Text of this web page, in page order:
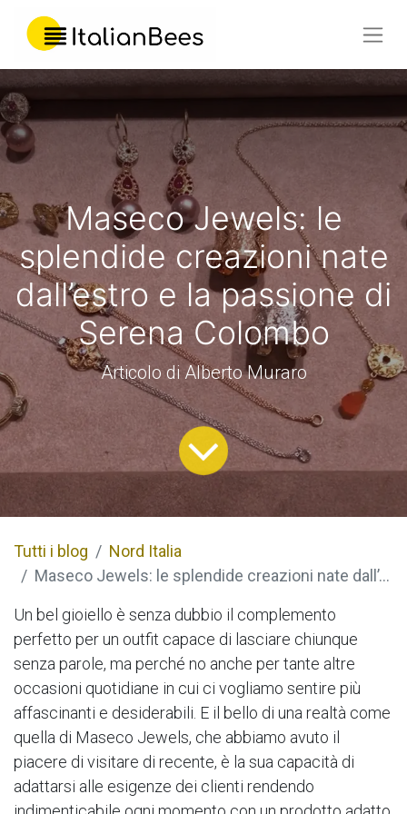
Maseco Jewels: le
splendide creazioni nate
dall’estro e la passione di
Serena Colombo
Articolo di Alberto Muraro
Tutti i blog
Nord Italia
Maseco Jewels: le splendide creazioni nate dall’estro e la passione di Serena Colombo
Un bel gioiello è senza dubbio il complemento
perfetto per un outfit capace di lasciare chiunque
senza parole, ma perché no anche per tante altre
occasioni quotidiane in cui ci vogliamo sentire più
affascinanti e desiderabili. E il bello di una realtà come
quella di Maseco Jewels, che abbiamo avuto il
piacere di visitare di recente, è la sua capacità di
adattarsi alle esigenze dei clienti rendendo